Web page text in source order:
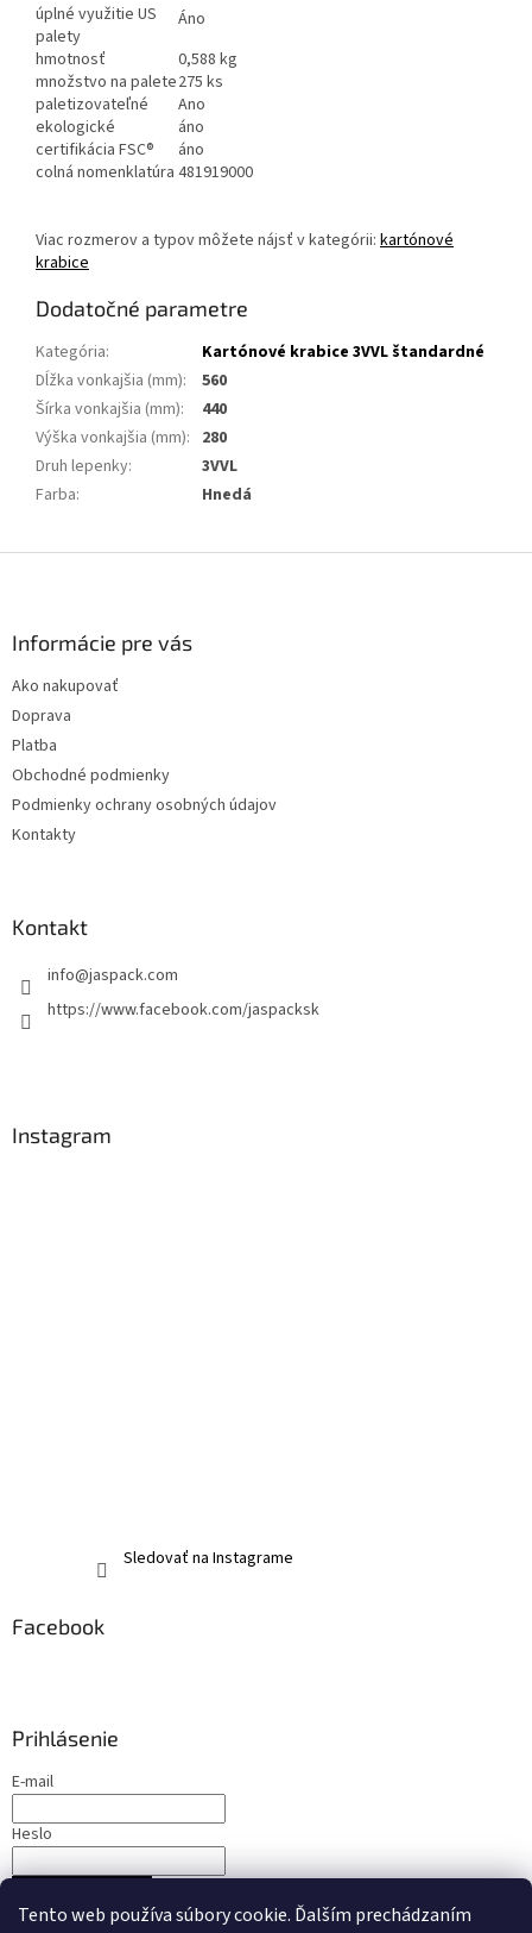
Tento web používa súbory cookie. Ďalším prechádzaním
úplné využitie US
palety
Áno
hmotnosť
0,588 kg
množstvo na palete275 ks
paletizovateľné
Ano
ekologické
áno
certifikácia FSC®
áno
colná nomenklatúra 481919000
Viac rozmerov a typov môžete nájsť v kategórii: kartónové
krabice
Dodatočné parametre
Kategória:
Kartónové krabice 3VVL štandardné
Dĺžka vonkajšia (mm):
560
Šírka vonkajšia (mm):
440
Výška vonkajšia (mm): 280
Druh lepenky:
3VVL
Farba: Hnedá
Informácie pre vás
Ako nakupovať
Doprava
Platba
Obchodné podmienky
Podmienky ochrany osobných údajov
Kontakty
Kontakt
info@jaspack.com
https://www.facebook.com/jaspacksk
Instagram
Sledovať na Instagrame
Facebook
Prihlásenie
E-mail
Heslo